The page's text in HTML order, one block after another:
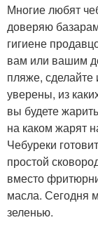
Многие любят
доверяю
гигиене
вам или вашим
пляже,
уверены, из
вы будете
на каком жарят
Чебуреки
простой
вместо
масла. Сегодня
зеленью.